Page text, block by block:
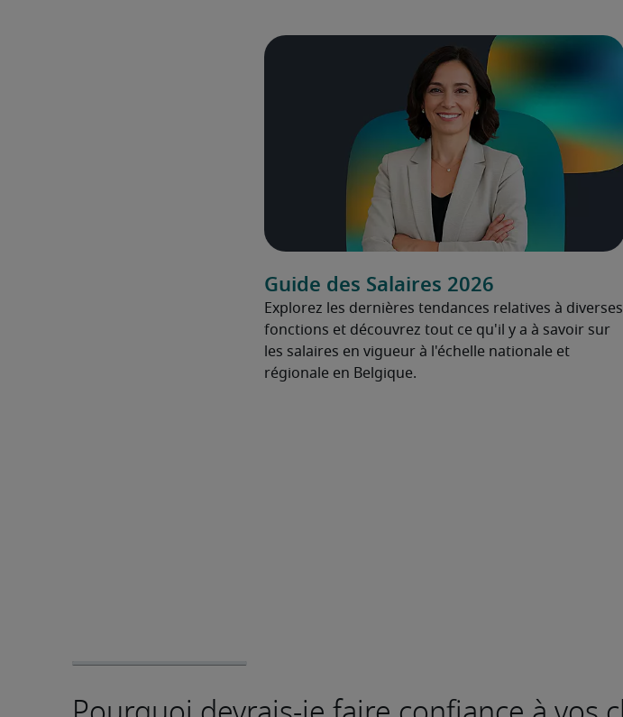
Guide des Salaires 2026
Explorez les dernières tendances relatives à diverses
fonctions et découvrez tout ce qu'il y a à savoir sur
les salaires en vigueur à l'échelle nationale et
régionale en Belgique.